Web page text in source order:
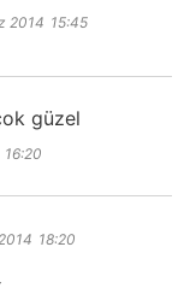
2014 15:45
güzel
16:20
18:20